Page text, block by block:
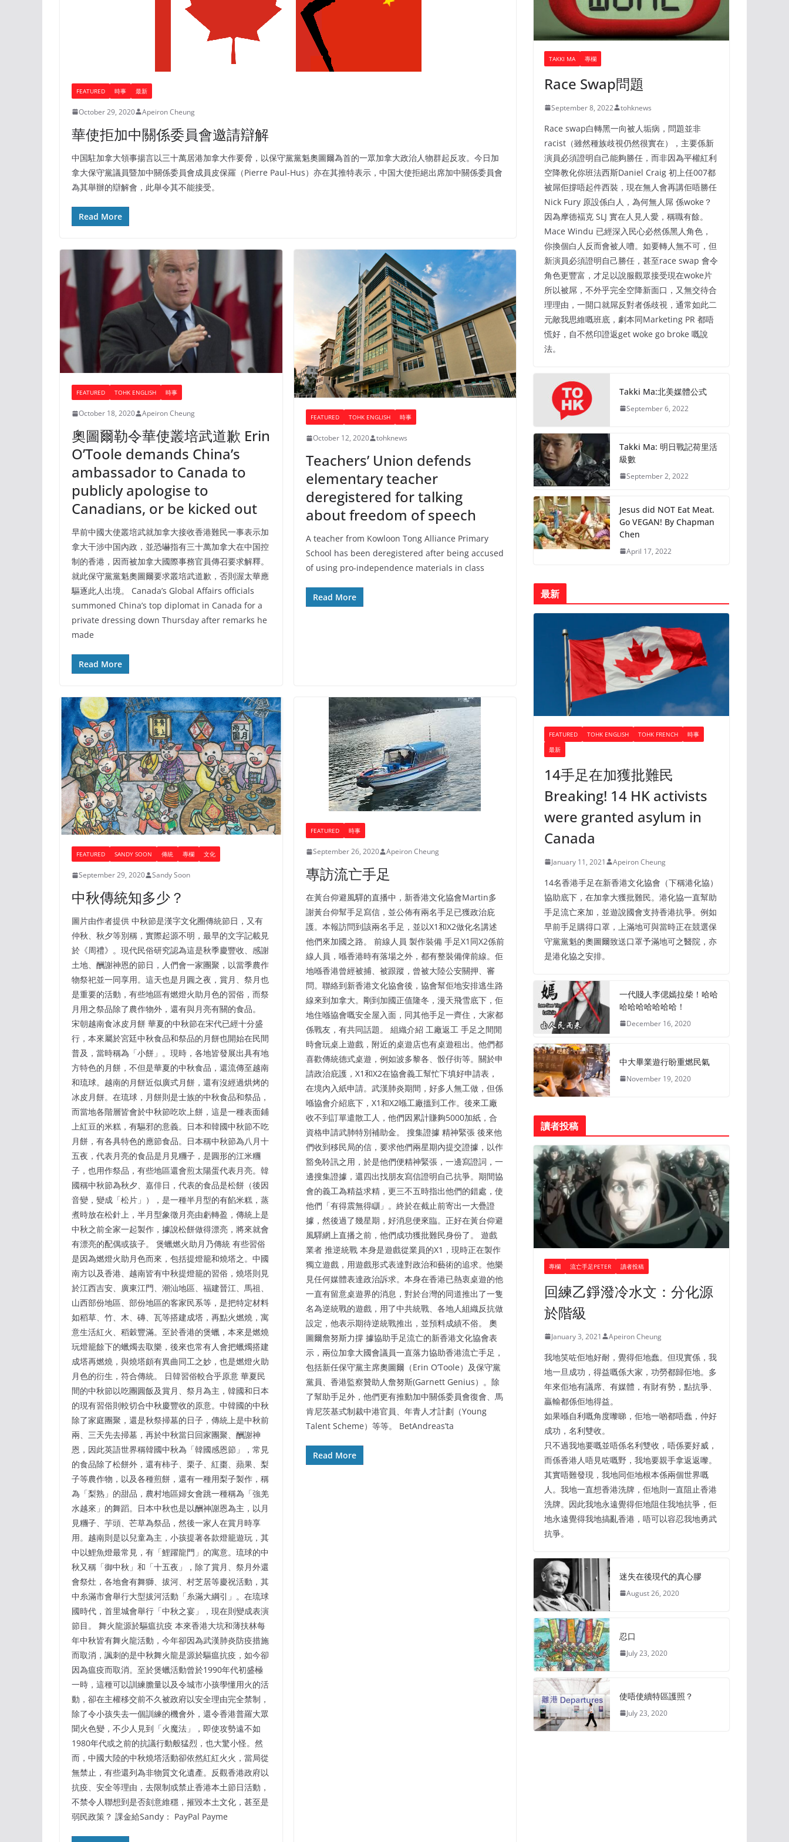
FEATURED 時事 最新
October 29, 2020 Apeiron Cheung
華使拒加中關係委員會邀請辯解
中国駐加拿大領事揚言以三十萬居港加拿大作要脅，以保守黨黨魁奧圖爾為首的一眾加拿大政治人物群起反攻。今日加
拿大保守黨議員暨加中關係委員會成員皮保羅（Pierre Paul-Hus）亦在其推特表示，中国大使拒絕出席加中關係委員會
為其舉辦的辯解會，此舉令其不能接受。
Read More
FEATURED TOHK ENGLISH 時事
October 18, 2020 Apeiron Cheung
奧圖爾勒令華使叢培武道歉 Erin
O’Toole demands China’s
ambassador to Canada to
publicly apologise to
Canadians, or be kicked out
早前中國大使叢培武就加拿大接收香港難民一事表示加
拿大干涉中国內政，並恐嚇指有三十萬加拿大在中国控
制的香港，因而被加拿大國際事務官員傳召要求解釋。
就此保守黨黨魁奧圖爾要求叢培武道歉，否則渥太華應
驅逐此人出境。 Canada’s Global Affairs officials
summoned China’s top diplomat in Canada for a
private dressing down Thursday after remarks he
made
Read More
FEATURED TOHK ENGLISH 時事
October 12, 2020 tohknews
Teachers’ Union defends
elementary teacher
deregistered for talking
about freedom of speech
A teacher from Kowloon Tong Alliance Primary
School has been deregistered after being accused
of using pro-independence materials in class
Read More
FEATURED SANDY SOON 傳統 專欄 文化
September 29, 2020 Sandy Soon
中秋傳統知多少？
圖片由作者提供 中秋節是漢字文化圈傳統節日，又有
仲秋、秋夕等別稱，實際起源不明，最早的文字記載見
於《周禮》。現代民俗研究認為這是秋季慶豐收、感謝
土地、酬謝神恩的節日，人們會一家團聚，以當季農作
物祭祀並一同享用。這天也是月圓之夜，賞月、祭月也
是重要的活動，有些地區有燃燈火助月色的習俗，而祭
月用之祭品除了農作物外，還有與月亮有關的食品。
宋朝越南食冰皮月餅 華夏的中秋節在宋代已經十分盛
行，本來屬於宮廷中秋食品和祭品的月餅也開始在民間
普及，當時稱為「小餅」。現時，各地皆發展出具有地
方特色的月餅，不但是華夏的中秋食品，還流傳至越南
和琉球。越南的月餅近似廣式月餅，還有沒經過烘烤的
冰皮月餅。在琉球，月餅則是士族的中秋食品和祭品，
而當地各階層皆會於中秋節吃吹上餅，這是一種表面鋪
上紅豆的米糕，有驅邪的意義。日本和韓國中秋節不吃
月餅，有各具特色的應節食品。日本稱中秋節為八月十
五夜，代表月亮的食品是月見糰子，是圓形的江米糰
子，也用作祭品，有些地區還會煎太陽蛋代表月亮。韓
國稱中秋節為秋夕、嘉俳日，代表的食品是松餅（後因
音變，變成「松片」），是一種半月型的有餡米糕，蒸
煮時放在松針上，半月型象徵月亮由虧轉盈，傳統上是
中秋之前全家一起製作，據說松餅做得漂亮，將來就會
有漂亮的配偶或孩子。 煲蠟燃火助月乃傳統 有些習俗
是因為燃燈火助月色而來，包括提燈籠和燒塔之。中國
南方以及香港、越南皆有中秋提燈籠的習俗，燒塔則見
於江西吉安、廣東江門、潮汕地區、福建晉江、馬祖、
山西部份地區、部份地區的客家民系等，是把特定材料
如稻草、竹、木、磚、瓦等搭建成塔，再點火燃燒，寓
意生活紅火、稻穀豐滿。至於香港的煲蠟，本來是燃燒
玩燈籠餘下的蠟燭去取樂，後來也常有人會把蠟燭搭建
成塔再燃燒，與燒塔頗有異曲同工之妙，也是燃燈火助
月色的衍生，符合傳統。 日韓習俗較合乎原意 華夏民
間的中秋節以吃團圓飯及賞月、祭月為主，韓國和日本
的現有習俗則較切合中秋慶豐收的原意。中韓國的中秋
除了家庭團聚，還是秋祭掃墓的日子，傳統上是中秋前
兩、三天先去掃墓，再於中秋當日回家團聚、酬謝神
恩，因此英語世界稱韓國中秋為「韓國感恩節」，常見
的食品除了松餅外，還有柿子、栗子、紅棗、蘋果、梨
子等農作物，以及各種煎餅，還有一種用梨子製作，稱
為「梨熟」的甜品，農村地區婦女會跳一種稱為「強羌
水越來」的舞蹈。日本中秋也是以酬神謝恩為主，以月
見糰子、芋頭、芒草為祭品，然後一家人在賞月時享
用。越南則是以兒童為主，小孩提著各款燈籠遊玩，其
中以鯉魚燈最常見，有「鯉躍龍門」的寓意。琉球的中
秋又稱「御中秋」和「十五夜」，除了賞月、祭月外還
會祭灶，各地會有舞獅、拔河、村芝居等慶祝活動，其
中糸滿市會舉行大型拔河活動「糸滿大綱引」。在琉球
國時代，首里城會舉行「中秋之宴」，現在則變成表演
節目。 舞火龍源於驅瘟抗疫 本來香港大坑和薄扶林每
年中秋皆有舞火龍活動，今年卻因為武漢肺炎防疫措施
而取消，諷刺的是中秋舞火龍是源於驅瘟抗疫，如今卻
因為瘟疫而取消。至於煲蠟活動曾於1990年代初盛極
一時，這種可以訓練膽量以及令城市小孩學懂用火的活
動，卻在主權移交前不久被政府以安全理由完全禁制，
除了令小孩失去一個訓練的機會外，還令香港普羅大眾
聞火色變，不少人見到「火魔法」，即使攻勢遠不如
1980年代或之前的抗議行動般猛烈，也大驚小怪。然
而，中國大陸的中秋燒塔活動卻依然紅紅火火，當局從
無禁止，有些還列為非物質文化遺產。反觀香港政府以
抗疫、安全等理由，去限制或禁止香港本土節日活動，
不禁令人聯想到是否刻意維穩，摧毀本土文化，甚至是
弱民政策？ 課金給Sandy： PayPal Payme
FEATURED 時事
September 26, 2020 Apeiron Cheung
專訪流亡手足
在黃台仰避風驛的直播中，新香港文化協會Martin多
謝黃台仰幫手足寫信，並公佈有兩名手足已獲政治庇
護。本報訪問到該兩名手足，並以X1和X2做化名講述
他們來加國之路。 前線人員 製作裝備 手足X1同X2係前
線人員，喺香港時有落場之外，都有整裝備俾前線。佢
地喺香港曾經被捕、被跟蹤，曾被大陸公安關押、審
問。聯絡到新香港文化協會後，協會幫佢地安排逃生路
線來到加拿大。剛到加國正值隆冬，漫天飛雪底下，佢
地住喺協會嘅安全屋入面，同其他手足一齊住，大家都
係戰友，有共同話題。 組織介紹 工廠返工 手足之間閒
時會玩桌上遊戲，附近的桌遊店也有桌遊租出。他們都
喜歡傳統德式桌遊，例如波多黎各、骰仔街等。關於申
請政治庇護，X1和X2在協會義工幫忙下填好申請表，
在境內入紙申請。武漢肺炎期間，好多人無工做，但係
喺協會介紹底下，X1和X2喺工廠搵到工作。後來工廠
收不到訂單遣散工人，他們因累計賺夠5000加紙，合
資格申請武肺特別補助金。 搜集證據 精神緊張 後來他
們收到移民局的信，要求他們兩星期內提交證據，以作
豁免聆訊之用，於是他們便精神緊張，一邊寫證詞，一
邊搜集證據，還四出找朋友寫信證明自己抗爭。期間協
會的義工為精益求精，更三不五時指出他們的錯處，使
他們「有得震無得瞓」。終於在截止前寄出一大疊證
據，然後過了幾星期，好消息便來臨。正好在黃台仰避
風驛網上直播之前，他們成功獲批難民身份了。 遊戲
業者 推逆統戰 本身是遊戲從業員的X1，現時正在製作
獨立遊戲，用遊戲形式表達對政治和藝術的追求。他樂
見任何媒體表達政治訴求。本身在香港已熱衷桌遊的他
一直有留意桌遊界的消息，對於台灣的同道推出了一隻
名為逆統戰的遊戲，用了中共統戰、各地人組織反抗做
設定，他表示期待逆統戰推出，並預料成績不俗。 奧
圖爾詹努斯力撐 據協助手足流亡的新香港文化協會表
示，兩位加拿大國會議員一直落力協助香港流亡手足，
包括新任保守黨主席奧圖爾（Erin O’Toole）及保守黨
黨員、香港監察贊助人詹努斯(Garnett Genius）。除
了幫助手足外，他們更有推動加中關係委員會復會、馬
肯尼茨基式制裁中港官員、年青人才計劃（Young
Talent Scheme）等等。 BetAndreas’ta
Read More
TAKKI MA 專欄
Race Swap問題
September 8, 2022 tohknews
Race swap白轉黑一向被人垢病，問題並非
racist（雖然種族歧視仍然很實在），主要係新
演員必須證明自己能夠勝任，而非因為平權紅利
空降教化你班法西斯Daniel Craig 初上任007都
被屌佢撐唔起件西裝，現在無人會再講佢唔勝任
Nick Fury 原設係白人，為何無人屌 係woke？
因為摩德褔克 SLJ 實在人見人愛，稱職有餘。
Mace Windu 已經深入民心必然係黑人角色，
你換個白人反而會被人嘈。如要轉人無不可，但
新演員必須證明自己勝任，甚至race swap 會令
角色更豐富，才足以說服觀眾接受現在woke片
所以被屌，不外乎完全空降新面口，又無交待合
理理由，一開口就屌反對者係歧視，通常如此二
元敵我思維嘅班底，劇本同Marketing PR 都唔
慌好，自不然印證返get woke go broke 嘅說
法。
Takki Ma:北美媒體公式
September 6, 2022
Takki Ma: 明日戰記荷里活
級數
September 2, 2022
Jesus did NOT Eat Meat.
Go VEGAN! By Chapman
Chen
April 17, 2022
最新
FEATURED TOHK ENGLISH TOHK FRENCH
時事
最新
14手足在加獲批難民
Breaking! 14 HK activists
were granted asylum in
Canada
January 11, 2021 Apeiron Cheung
14名香港手足在新香港文化協會（下稱港化協）
協助底下，在加拿大獲批難民。港化協一直幫助
手足流亡來加，並遊說國會支持香港抗爭。例如
早前手足購得口罩，上滿地可與當時正在競選保
守黨黨魁的奧圖爾致送口罩予滿地可之醫院，亦
是港化協之安排。
一代賤人李偲嫣拉柴！哈哈
哈哈哈哈哈哈哈！
December 16, 2020
中大畢業遊行盼重燃民氣
November 19, 2020
讀者投稿
專欄 流亡手足PETER 讀者投稿
回練乙錚潑冷水文：分化源
於階級
January 3, 2021 Apeiron Cheung
我地笑咗佢地好耐，覺得佢地蠢。但現實係，我
地一旦成功，得益嘅係大家，功勞都歸佢地。多
年來佢地有議席、有媒體，有財有勢，點抗爭、
贏輸都係佢地得益。
如果喺自利嘅角度嚟睇，佢地一啲都唔蠢，仲好
成功，名利雙收。
只不過我地要嘅並唔係名利雙收，唔係要好威，
而係香港人唔見咗嘅野，我地要親手拿返返嚟。
其實唔難發現，我地同佢地根本係兩個世界嘅
人。我地一直想香港洗牌，佢地則一直阻止香港
洗牌。因此我地永遠覺得佢地阻住我地抗爭，佢
地永遠覺得我地搞亂香港，唔可以容忍我地勇武
抗爭。
迷失在後現代的真心膠
August 26, 2020
忍口
July 23, 2020
使唔使續特區護照？
July 23, 2020